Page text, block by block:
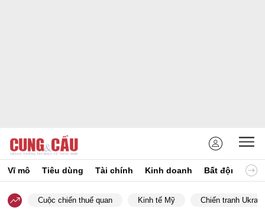
Vĩ mô Tiêu dùng Tài chính Kinh doanh Bất động sản
Cuộc chiến thuế quan Kinh tế Mỹ Chiến tranh